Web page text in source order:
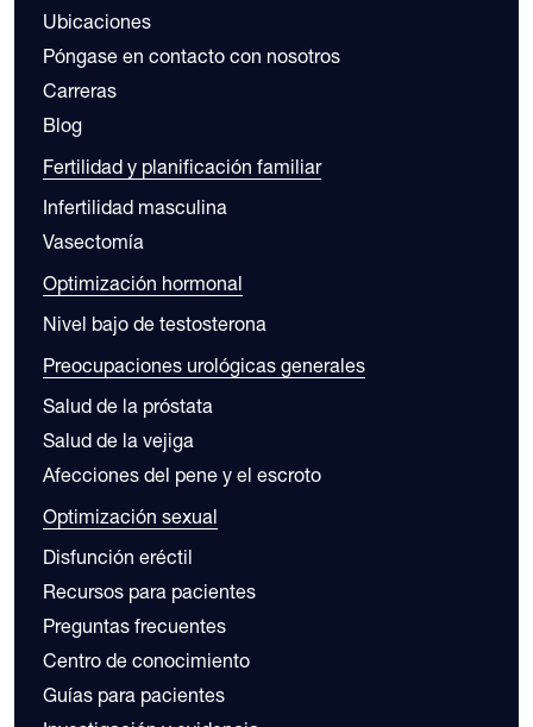
Ubicaciones
Póngase en contacto con nosotros
Carreras
Blog
Fertilidad y planificación familiar
Infertilidad masculina
Vasectomía
Optimización hormonal
Nivel bajo de testosterona
Preocupaciones urológicas generales
Salud de la próstata
Salud de la vejiga
Afecciones del pene y el escroto
Optimización sexual
Disfunción eréctil
Recursos para pacientes
Preguntas frecuentes
Centro de conocimiento
Guías para pacientes